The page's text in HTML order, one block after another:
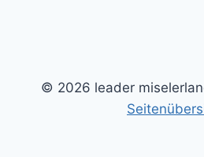
© 2026 leader